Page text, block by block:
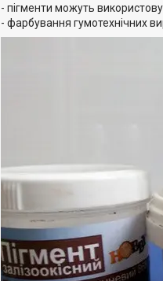
- пігменти можуть
- фарбування гумотехнічних